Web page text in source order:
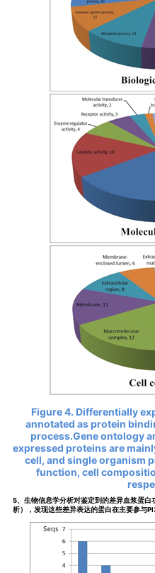
Figure 4. Differentially
annotated as protein
process.Gene ontology
expressed proteins are
cell, and single organism
function, cell
5、生物信息学分析对鉴定到的差异血浆蛋白
析），发现这些差异表达的蛋白在主要参与